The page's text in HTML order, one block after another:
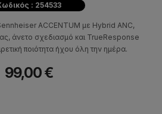
: 254533
ACCENTUM με Hybrid ANC,
άνετο σχεδιασμό και TrueResponse
ποιότητα ήχου όλη την ημέρα.
99,00 €